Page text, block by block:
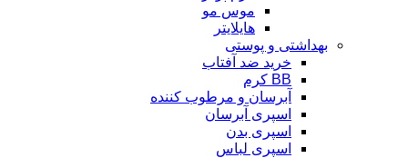
موس مو
هایلایتر
بهداشتی و پوستی
خرید ضد آفتاب
BB کرم
آبرسان و مرطوب کننده
اسپری آبرسان
اسپری بدن
اسپری لباس